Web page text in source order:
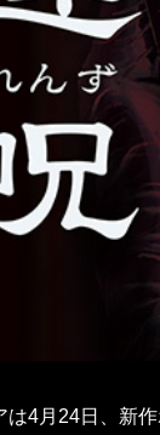
は4月24日、新